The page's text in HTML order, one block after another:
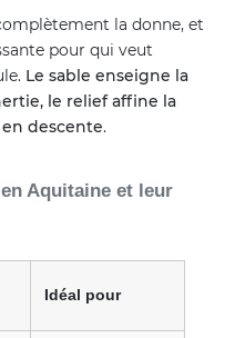
la donne, et
pour qui veut
Le sable enseigne la
le relief affine la
descente.
Aquitaine et leur
Idéal pour